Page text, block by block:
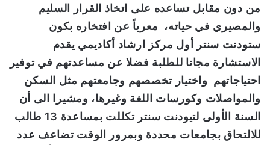
من دون مقابل تساعده على اتخاذ القرار السليم
والمصيري في حياته، معرباً عن افتخاره بكون
ستودنت سنتر أول مركز ارشاد أكاديمي يقدم
الاستشارة مجانا للطلبة فضلا عن مساعدتهم في توفير
احتياجاتهم واختيار تخصصهم وجامعتهم مثل السكن
والمواصلات وكورسات اللغة وغيرها، ومشيرا الى أن
السنة الأولى لتيودنت سنتر تكللت بمساعدة 13 طالب
للالتحاق بجامعات محددة وبمرور الوقت تضاعف عدد